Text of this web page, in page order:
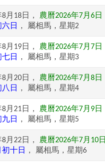
月18日， 農曆2026年7月6日
日
， 屬相馬，星期2
月19日， 農曆2026年7月7日
日
， 屬相馬，星期3
月20日， 農曆2026年7月8日
日
， 屬相馬，星期4
月21日， 農曆2026年7月9日
日
， 屬相馬，星期5
月22日， 農曆2026年7月10日
十日
， 屬相馬，星期6